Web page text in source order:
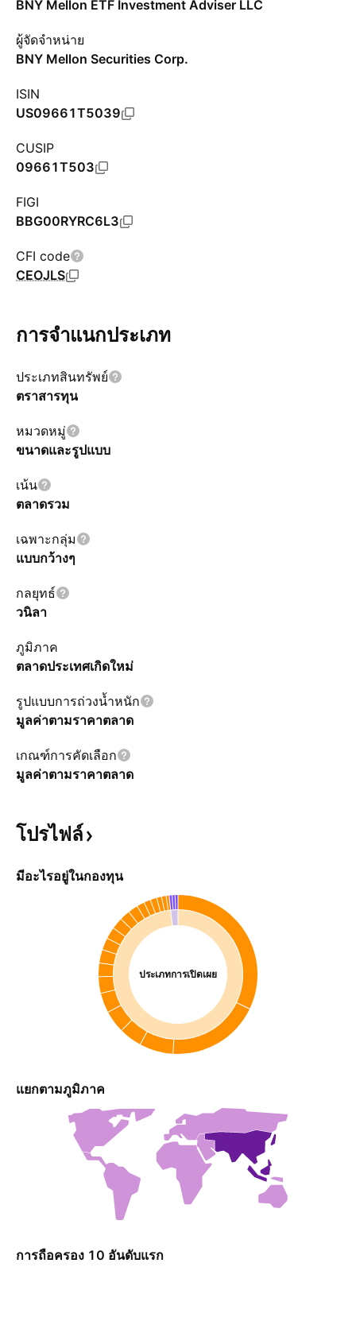
BNY Mellon ETF Investment Adviser LLC
ผู้จัดจำหน่าย
BNY Mellon Securities Corp.
ISIN
US09661T5039
CUSIP
09661T503
FIGI
BBG00RYRC6L3
CFI code
CEOJLS
การจำแนกประเภท
ประเภทสินทรัพย์
ตราสารทุน
หมวดหมู่
ขนาดและรูปแบบ
เน้น
ตลาดรวม
เฉพาะกลุ่ม
แบบกว้างๆ
กลยุทธ์
วนิลา
ภูมิภาค
ตลาดประเทศเกิดใหม่
รูปแบบการถ่วงน้ำหนัก
มูลค่าตามราคาตลาด
เกณฑ์การคัดเลือก
มูลค่าตามราคาตลาด
โปรไฟล์
มีอะไรอยู่ในกองทุน
ประเภทการเปิดเผย
แยกตามภูมิภาค
การถือครอง 10 อันดับแรก